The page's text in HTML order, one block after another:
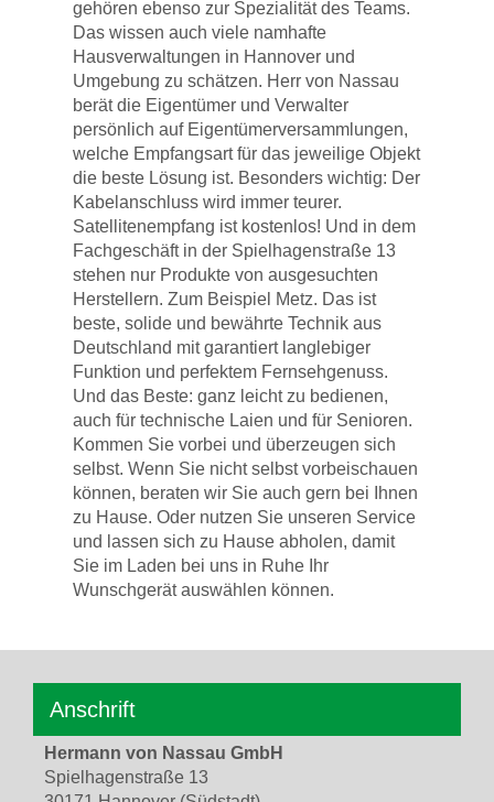
gehören ebenso zur Spezialität des Teams.
Das wissen auch viele namhafte
Hausverwaltungen in Hannover und
Umgebung zu schätzen. Herr von Nassau
berät die Eigentümer und Verwalter
persönlich auf Eigentümerversammlungen,
welche Empfangsart für das jeweilige Objekt
die beste Lösung ist. Besonders wichtig: Der
Kabelanschluss wird immer teurer.
Satellitenempfang ist kostenlos! Und in dem
Fachgeschäft in der Spielhagenstraße 13
stehen nur Produkte von ausgesuchten
Herstellern. Zum Beispiel Metz. Das ist
beste, solide und bewährte Technik aus
Deutschland mit garantiert langlebiger
Funktion und perfektem Fernsehgenuss.
Und das Beste: ganz leicht zu bedienen,
auch für technische Laien und für Senioren.
Kommen Sie vorbei und überzeugen sich
selbst. Wenn Sie nicht selbst vorbeischauen
können, beraten wir Sie auch gern bei Ihnen
zu Hause. Oder nutzen Sie unseren Service
und lassen sich zu Hause abholen, damit
Sie im Laden bei uns in Ruhe Ihr
Wunschgerät auswählen können.
Anschrift
Hermann von Nassau GmbH
Spielhagenstraße 13